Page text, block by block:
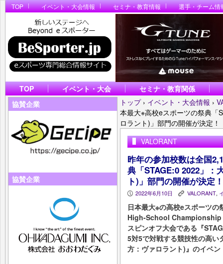
TOP イベント・大会情報 セミナ・教育情報 選手・チーム情
TOP イベント・大会
セミナ・教育関係
協賛企業
協賛企業
トップ › イベント・大会情報 ›
本最大※高校eスポーツの祭典「
ロラント)」部門の開催が決定！
VALORANT
昨年の参加校数は全国
典「STAGE:0 2022」：
ト)」部門の開催が決定！
P 2022年6月10日 K VALORANT,
日本最大※の高校eスポーツ
High-School Championship
スピンオフ大会である『
5対5で対戦する競技性の高
方：ヴァロラント)』のイベ